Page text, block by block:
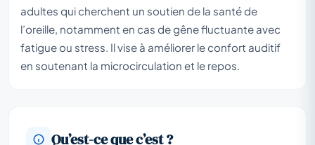
adultes qui cherchent un soutien de la santé de
l’oreille, notamment en cas de gêne fluctuante avec
fatigue ou stress. Il vise à améliorer le confort auditif
en soutenant la microcirculation et le repos.
Qu’est-ce que c’est ?